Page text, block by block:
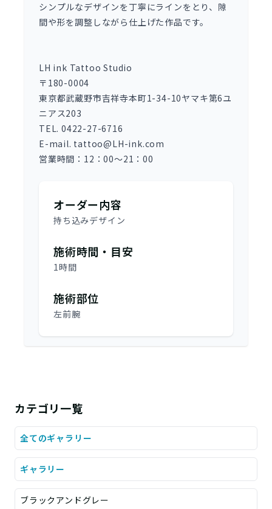
シンプルなデザインを丁寧にラインをとり、隙
間や形を調整しながら仕上げた作品です。
LH ink Tattoo Studio
〒180-0004
東京都武蔵野市吉祥寺本町1-34-10ヤマキ第6ユ
ニアス203
TEL. 0422-27-6716
E-mail. tattoo@LH-ink.com
営業時間：12：00～21：00
オーダー内容
持ち込みデザイン
施術時間・目安
1時間
施術部位
左前腕
カテゴリ一覧
全てのギャラリー
ギャラリー
ブラックアンドグレー